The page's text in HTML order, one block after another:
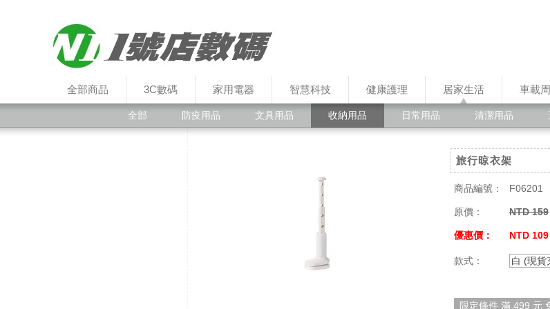
全部商品 3C數碼 家用電器 智慧科技 健康護理 居家生活 車載
全部 防疫用品 文具用品 收納用品 日常用品 清潔用品
旅行晾衣架
商品編號： F06201
原價： NTD 159
優惠價： NTD 109
款式： 白 (現貨
限定條件 滿 499 元